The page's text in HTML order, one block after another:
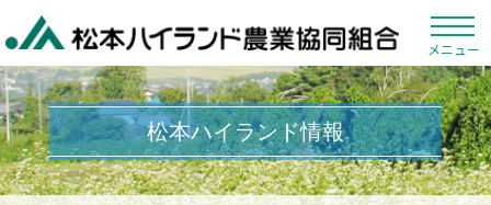
メニュー
松本ハイランド情報